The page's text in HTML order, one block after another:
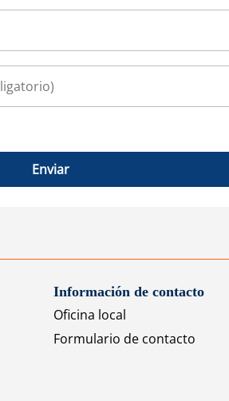
Enviar
Información de contacto
Oficina local
Formulario de contacto